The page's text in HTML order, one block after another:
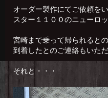
オーダー製作にてご依頼を
スター１１００のニューロ
宮崎まで乗って帰られると
到着したとのご連絡もいた
それと・・・